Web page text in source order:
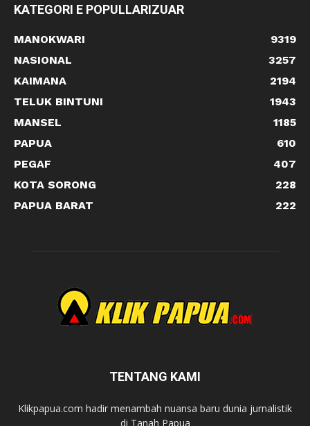
KATEGORI E POPULLARIZUAR
MANOKWARI
9319
NASIONAL
3257
KAIMANA
2194
TELUK BINTUNI
1943
MANSEL
1185
PAPUA
610
PEGAF
407
KOTA SORONG
228
PAPUA BARAT
222
TENTANG KAMI
Klikpapua.com hadir menambah nuansa baru dunia jurnalistik
di Tanah Papua